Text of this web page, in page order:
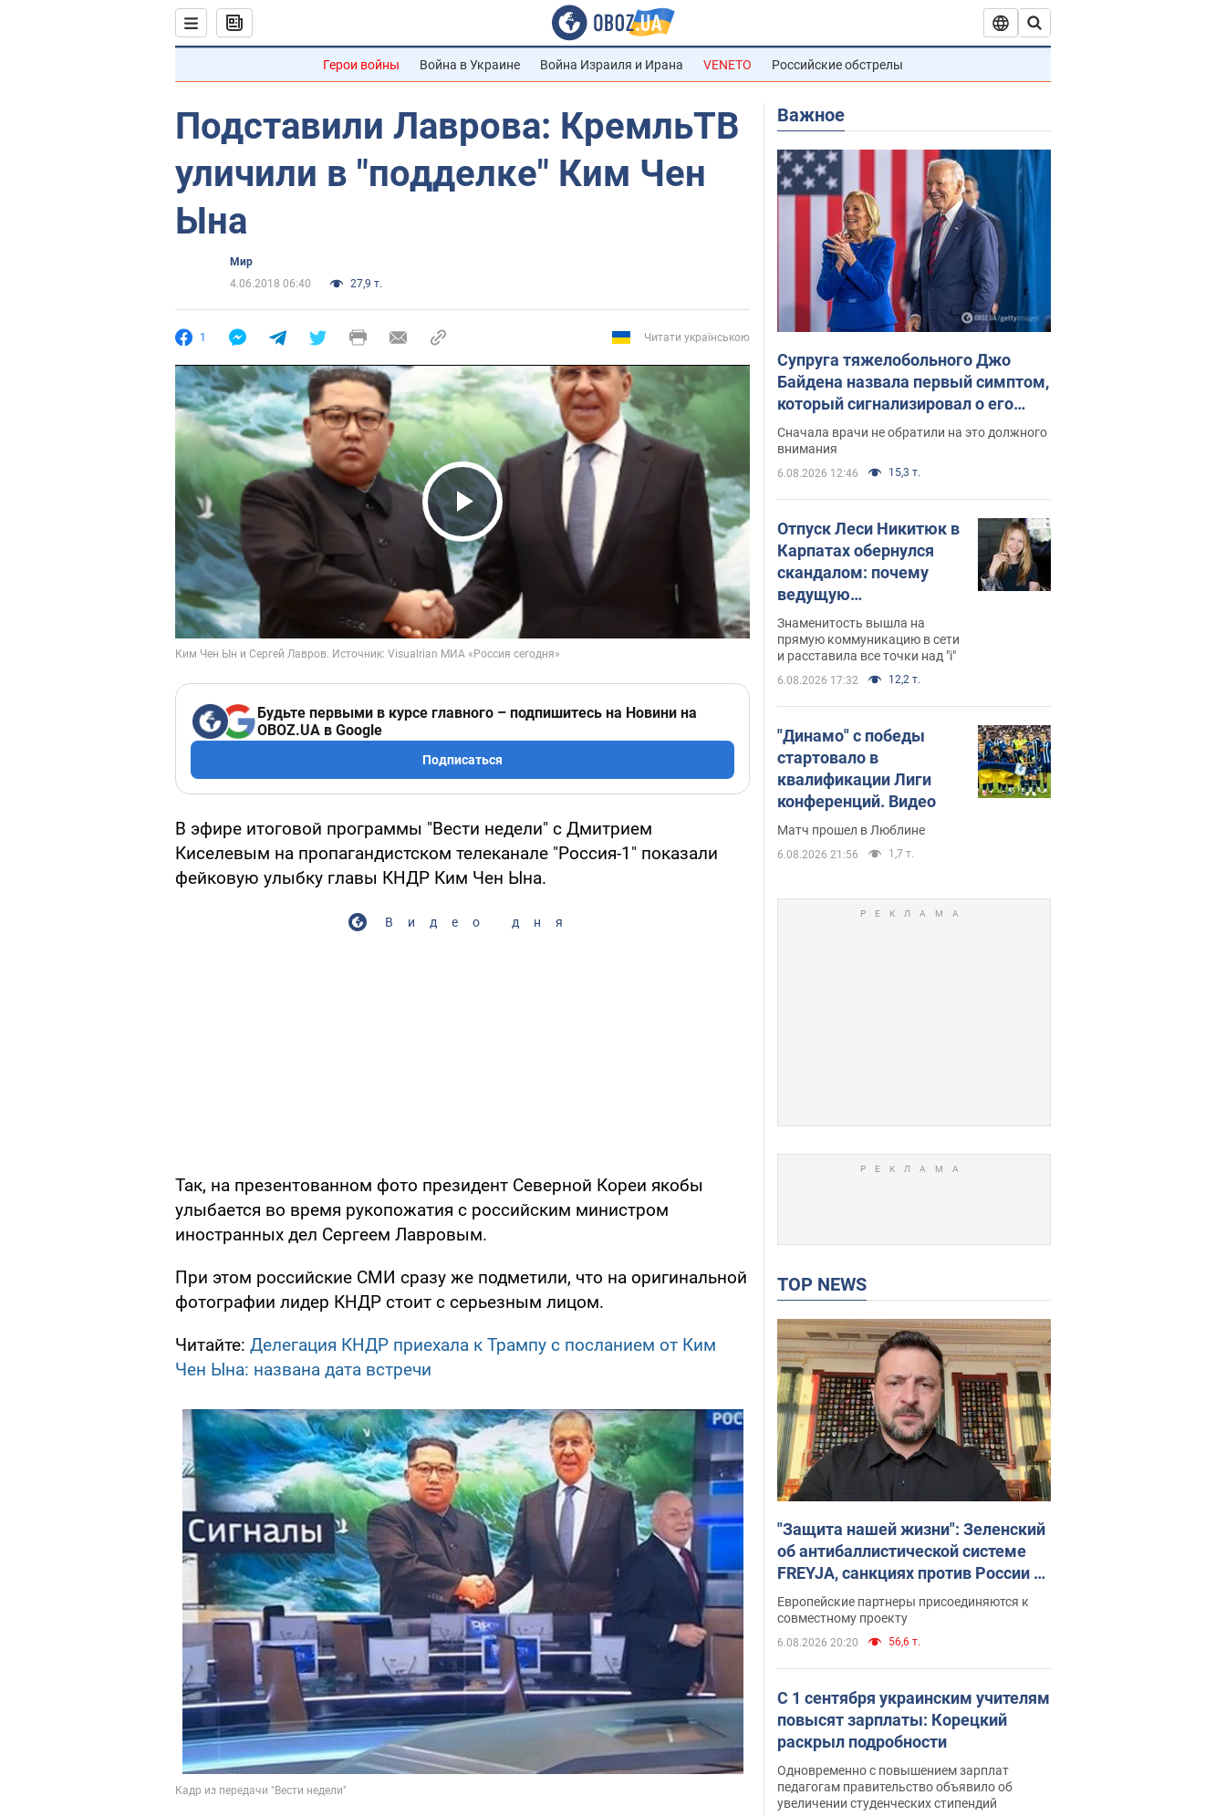
Герои войны Война в Украине Война Израиля и Ирана VENETO Российские обстрелы
Подставили Лаврова: КремльТВ
уличили в "подделке" Ким Чен
Ына
Мир
4.06.2018 06:40
27,9 т.
1 Читати українською
Play Video
Будьте первыми в курсе главного – подпишитесь на Новини на
OBOZ.UA в Google
Подписаться
В эфире итоговой программы "Вести недели" с Дмитрием
Киселевым на пропагандистском телеканале "Россия-1" показали
фейковую улыбку главы КНДР Ким Чен Ына.
Видео дня
Так, на презентованном фото президент Северной Кореи якобы
улыбается во время рукопожатия с российским министром
иностранных дел Сергеем Лавровым.
При этом российские СМИ сразу же подметили, что на оригинальной
фотографии лидер КНДР стоит с серьезным лицом.
Читайте: Делегация КНДР приехала к Трампу с посланием от Ким
Чен Ына: названа дата встречи
Важное
Супруга тяжелобольного Джо
Байдена назвала первый симптом,
который сигнализировал о его
"агрессивном" раке
Сначала врачи не обратили на это должного
внимания
6.08.2026 12:46 15,3 т.
Отпуск Леси Никитюк в
Карпатах обернулся
скандалом: почему
ведущую
несправедливо
захейтили
Знаменитость вышла на
прямую коммуникацию в сети
и расставила все точки над "i"
6.08.2026 17:32 12,2 т.
"Динамо" с победы
стартовало в
квалификации Лиги
конференций. Видео
Матч прошел в Люблине
6.08.2026 21:56 1,7 т.
TOP NEWS
"Защита нашей жизни": Зеленский
об антибаллистической системе
FREYJA, санкциях против России и
поддержке аграриев. Видео
Европейские партнеры присоединяются к
совместному проекту
6.08.2026 20:20 56,6 т.
С 1 сентября украинским учителям
повысят зарплаты: Корецкий
раскрыл подробности
Одновременно с повышением зарплат
педагогам правительство объявило об
увеличении студенческих стипендий